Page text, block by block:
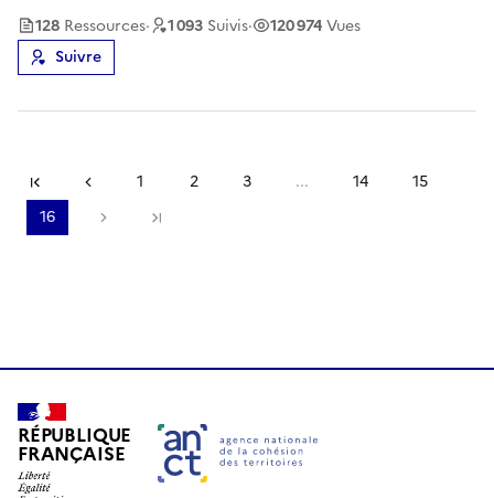
Territoires (ANCT), le dispositif Conseiller numérique vise à
recruter, former et déployer 4 000 professionnels de la
médiation numér
128 Ressources· 1 093 Suivis· 120 974Vues
Suivre
Première pagePage précédente
1 2 3 ... 14
15
16
Page suivante
RÉPUBLIQUE
FRANÇAISE